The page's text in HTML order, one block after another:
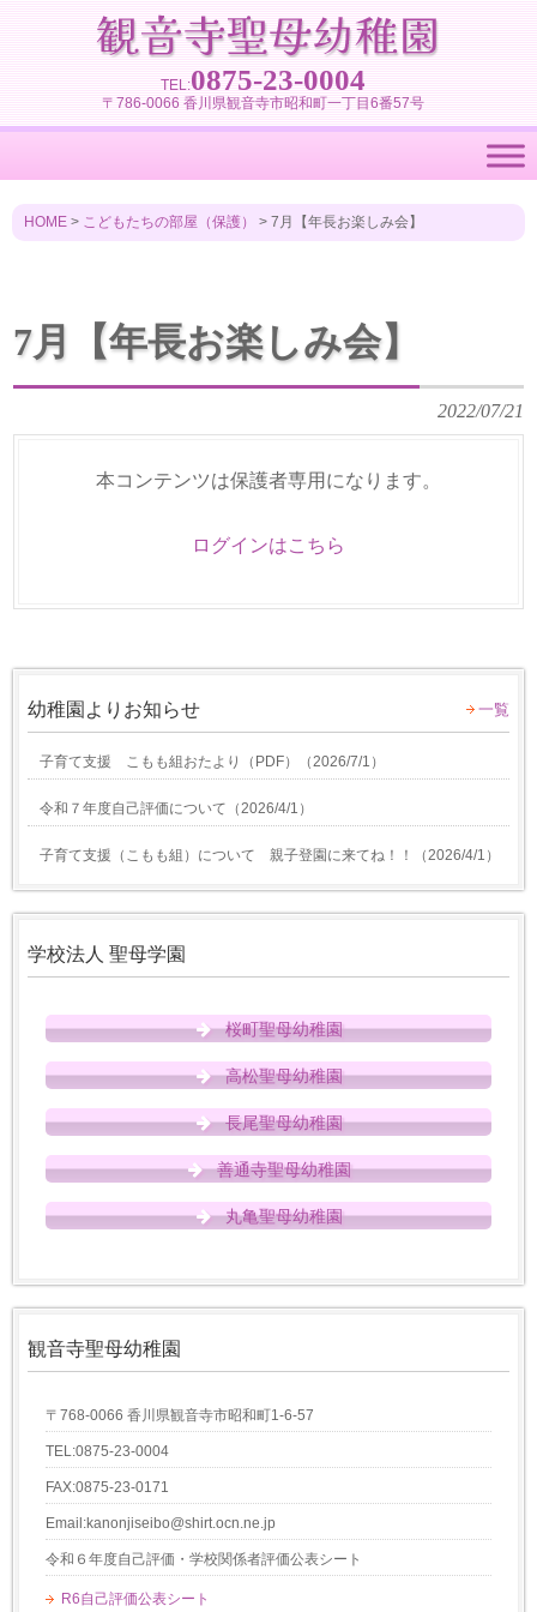
TEL:0875-23-0004
〒786-0066 香川県観音寺市昭和町一丁目6番57号
HOME > こどもたちの部屋（保護） > 7月【年長お楽しみ会】
7月【年長お楽しみ会】
2022/07/21
本コンテンツは保護者専用になります。
ログインはこちら
幼稚園よりお知らせ 一覧
子育て支援 こもも組おたより（PDF） （2026/7/1 ）
令和７年度自己評価について （2026/4/1 ）
子育て支援（こもも組）について 親子登園に来てね！！ （2026/4/1 ）
学校法人 聖母学園
桜町聖母幼稚園
高松聖母幼稚園
長尾聖母幼稚園
善通寺聖母幼稚園
丸亀聖母幼稚園
観音寺聖母幼稚園
〒768-0066 香川県観音寺市昭和町1-6-57
TEL:0875-23-0004
FAX:0875-23-0171
Email:kanonjiseibo@shirt.ocn.ne.jp
令和６年度自己評価・学校関係者評価公表シート
R6自己評価公表シート